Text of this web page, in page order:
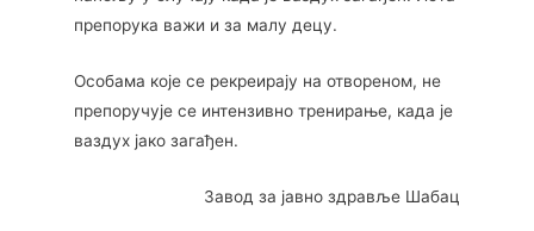
препорука важи и за малу децу.
Особама које се рекреирају на отвореном, не
препоручује се интензивно тренирање, када је
ваздух јако загађен.
Завод за јавно здравље Шабац